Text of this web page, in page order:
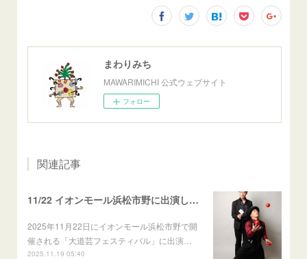
まわりみち
MAWARIMICHI 公式ウェブサイト
フォロー
関連記事
11/22 イオンモール浜松市野に出演します
2025年11月22日にイオンモール浜松市野で開
催される「大道芸フェスティバル」に出演…
2025.11.19 05:40